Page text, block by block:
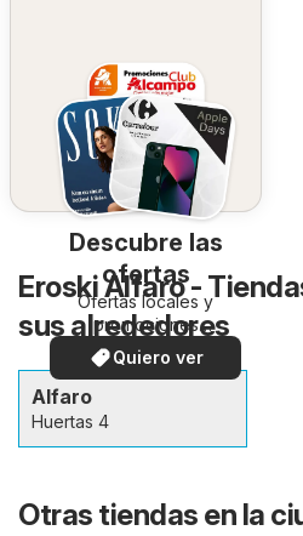
Descubre las
ofertas
Ofertas locales y
promociones
especiales.
Quiero ver
Eroski Alfaro -
sus alrededores
Alfaro
Huertas 4
Otras tiendas en la